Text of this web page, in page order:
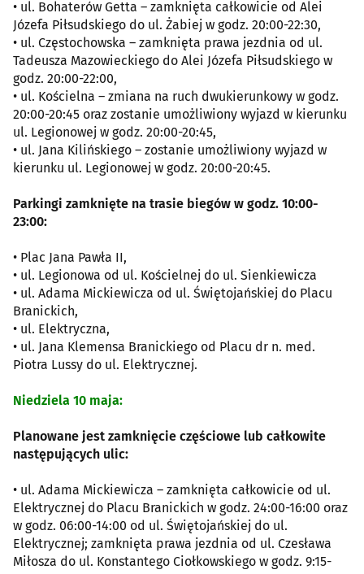
• ul. Bohaterów Getta – zamknięta całkowicie od Alei
Józefa Piłsudskiego do ul. Żabiej w godz. 20:00-22:30,
• ul. Częstochowska – zamknięta prawa jezdnia od ul.
Tadeusza Mazowieckiego do Alei Józefa Piłsudskiego w
godz. 20:00-22:00,
• ul. Kościelna – zmiana na ruch dwukierunkowy w godz.
20:00-20:45 oraz zostanie umożliwiony wyjazd w kierunku
ul. Legionowej w godz. 20:00-20:45,
• ul. Jana Kilińskiego – zostanie umożliwiony wyjazd w
kierunku ul. Legionowej w godz. 20:00-20:45.
Parkingi zamknięte na trasie biegów w godz. 10:00-
23:00:
• Plac Jana Pawła II,
• ul. Legionowa od ul. Kościelnej do ul. Sienkiewicza
• ul. Adama Mickiewicza od ul. Świętojańskiej do Placu
Branickich,
• ul. Elektryczna,
• ul. Jana Klemensa Branickiego od Placu dr n. med.
Piotra Lussy do ul. Elektrycznej.
Niedziela 10 maja:
Planowane jest zamknięcie częściowe lub całkowite
następujących ulic:
• ul. Adama Mickiewicza – zamknięta całkowicie od ul.
Elektrycznej do Placu Branickich w godz. 24:00-16:00 oraz
w godz. 06:00-14:00 od ul. Świętojańskiej do ul.
Elektrycznej; zamknięta prawa jezdnia od ul. Czesława
Miłosza do ul. Konstantego Ciołkowskiego w godz. 9:15-